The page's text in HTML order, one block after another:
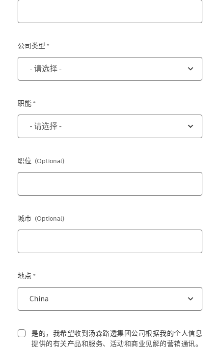
公司类型 *
职能 *
职位 (Optional)
城市 (Optional)
地点 *
是的，我希望收到汤森路透集团公司根据我的个人信息
提供的有关产品和服务、活动和商业见解的营销通讯。